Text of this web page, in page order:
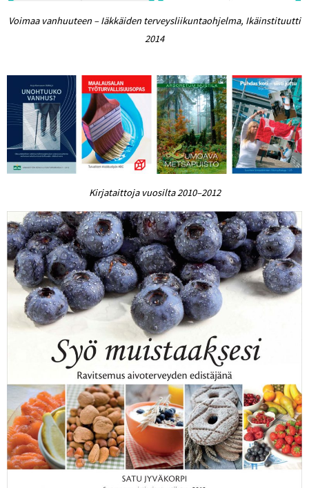
Voimaa vanhuuteen – Iäkkäiden terveysliikuntaohjelma, Ikäinstituutti
2014
Kirjataittoja vuosilta 2010–2012